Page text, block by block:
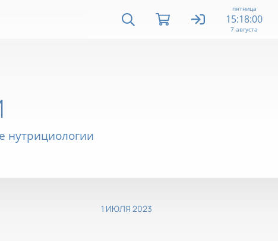
пятница
15:18:01
7 августа
нутрициологии
1 ИЮЛЯ 2023